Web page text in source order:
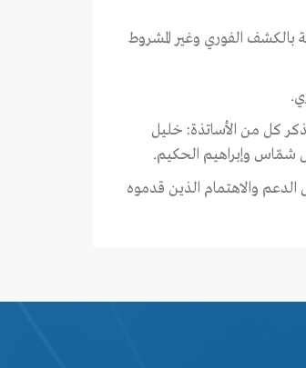
بالكشف الفوري وغير المشروط
كل من الأساتذة: خليل
شمّاس وإبراهيم الحكيم.
الدعم والاهتمام الذين قدموه